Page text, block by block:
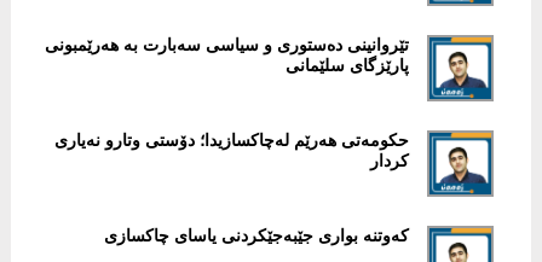
‎تێروانینی دەستوری و سیاسی سەبارت بە هەرێمبونی
پارێزگای سلێمانی
حكومەتی هەرێم لەچاكسازیدا؛ دۆستی وتارو نەیاری
كردار
كه‌وتنه‌ بواری جێبه‌جێكردنی یاسای چاكسازی